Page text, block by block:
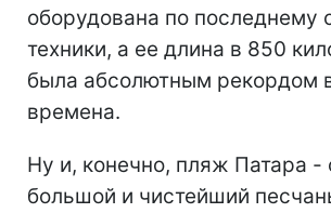
оборудована по последнему
техники, а ее длина в 850
была абсолютным рекордом
времена.
Ну и, конечно, пляж Патара -
большой и чистейший